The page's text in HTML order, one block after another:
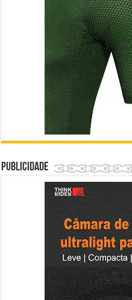
Publicidade